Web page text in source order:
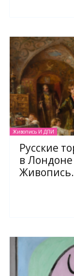
Живопись И ДПИ
Русские
в